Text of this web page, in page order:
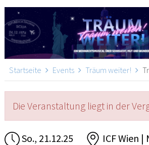
Startseite Events Träum weiter!
Die Veranstaltung liegt in der
So., 21.12.25 ICF Wien |